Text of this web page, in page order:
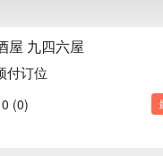
屋 九四六屋
付订位
0 (0)